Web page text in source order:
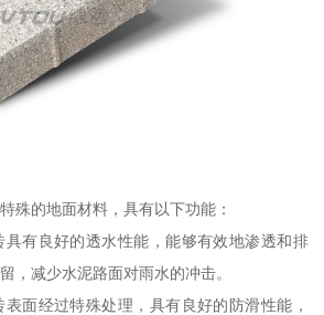
殊的地面材料，具有以下功能：
具有良好的透水性能，能够有效地渗透和排
，减少水泥路面对雨水的冲击。
面经过特殊处理，具有良好的防滑性能，